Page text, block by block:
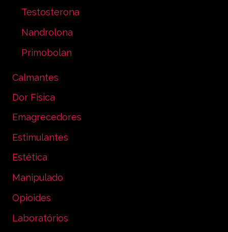
Testosterona
Nandrolona
Primobolan
Calmantes
Dor Física
Emagrecedores
Estimulantes
Estética
Manipulado
Opioides
Laboratórios